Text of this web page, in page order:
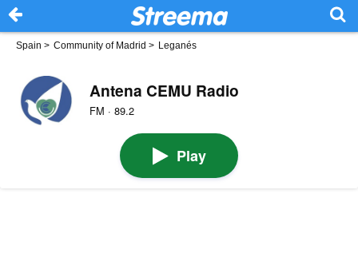
Spain > Community of Madrid > Leganés
Antena CEMU Radio
FM · 89.2
Play